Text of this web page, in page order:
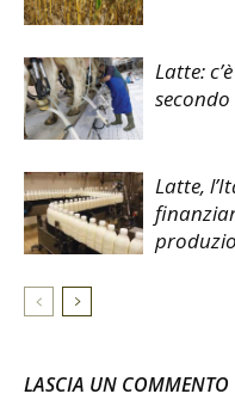
Latte:
secondo
Latte,
LASCIA UN COMMENTO